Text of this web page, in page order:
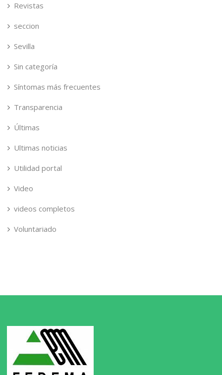
Revistas
seccion
Sevilla
Sin categoría
Síntomas más frecuentes
Transparencia
Últimas
Ultimas noticias
Utilidad portal
Video
videos completos
Voluntariado